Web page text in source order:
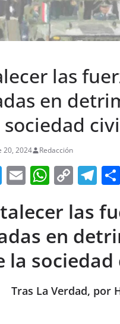
las
en
20, 2024 Redacción
T
itt
er
E
ai
l
W
at
s
A
p
p
C
p
y
Li
n
k
T
e
gr
a
m
las
en
la sociedad
Tras La Verdad, por